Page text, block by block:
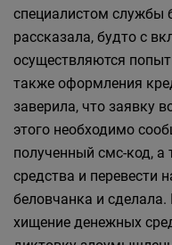
специалистом службы
рассказала, будто с
осуществляются
также оформления
заверила, что заявку
этого необходимо
полученный смс-код,
средства и перевести
беловчанка и
хищение денежных